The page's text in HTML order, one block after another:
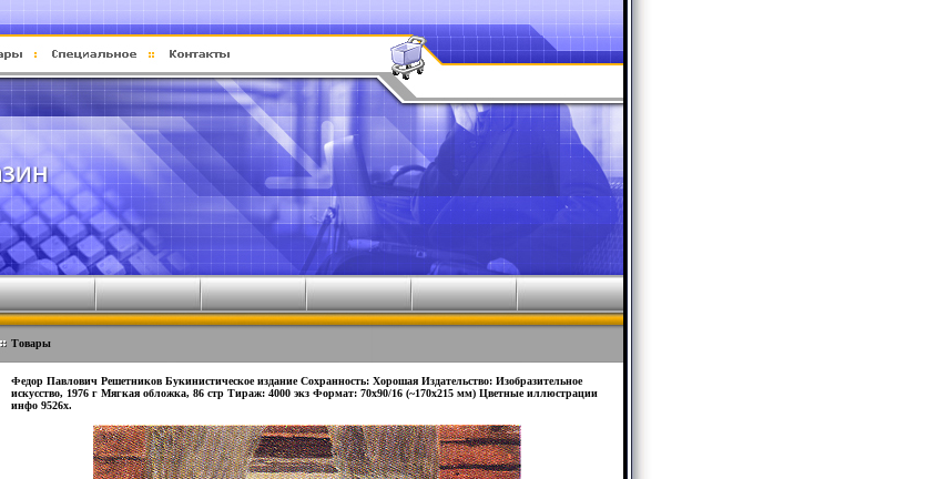
Товары
Федор Павлович Решетников Букинистическое издание Сохранность: Хорошая Издательство: Изобразительное
искусство, 1976 г Мягкая обложка, 86 стр Тираж: 4000 экз Формат: 70x90/16 (~170х215 мм) Цветные иллюстрации
инфо 9526x.